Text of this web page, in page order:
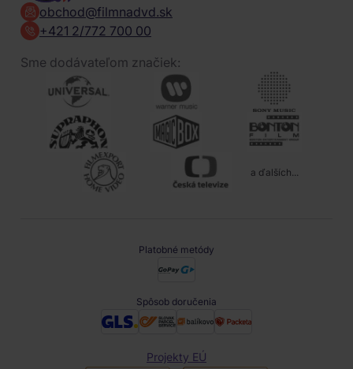
obchod@filmnadvd.sk
+421 2/772 700 00
Sme dodávateľom značiek:
a ďalších...
Platobné metódy
Spôsob doručenia
Projekty EÚ